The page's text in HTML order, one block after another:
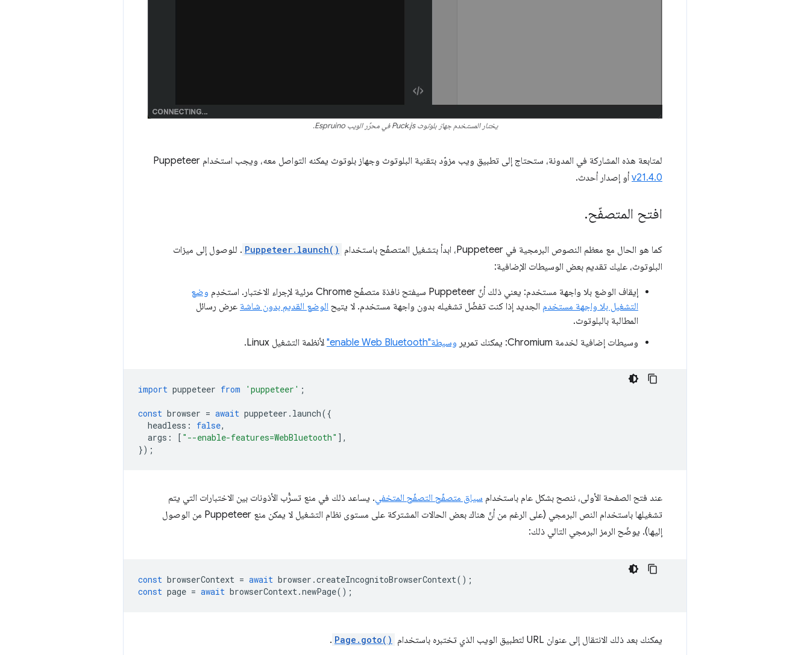
يختار المستخدم جهاز بلوتوث Puck.js في محرِّر الويب Espruino.
لمتابعة هذه المشاركة في المدونة، ستحتاج إلى تطبيق ويب مزوّد بتقنية البلوتوث وجهاز بلوتوث يمكنه التواصل معه، ويجب استخدام Puppeteer
v21.4.0 أو إصدار أحدث.
افتح المتصفّح.
كما هو الحال مع معظم النصوص البرمجية في Puppeteer، ابدأ بتشغيل المتصفّح باستخدام Puppeteer.launch() . للوصول إلى ميزات
البلوتوث، عليك تقديم بعض الوسيطات الإضافية:
إيقاف الوضع بلا واجهة مستخدم: يعني ذلك أنّ Puppeteer سيفتح نافذة متصفّح Chrome مرئية لإجراء الاختبار. استخدِم
وضع
التشغيل بلا واجهة مستخدم الجديد إذا كنت تفضّل تشغيله بدون واجهة مستخدم. لا يتيح الوضع القديم بدون شاشة عرض رسائل
المطالبة بالبلوتوث.
وسيطات إضافية لخدمة Chromium: يمكنك تمرير
وسيطة"enable Web Bluetooth" لأنظمة التشغيل Linux.
import puppeteer from 'puppeteer' ;
const browser = await puppeteer . launch({
headless : false,
args : [ "--enable-features=WebBluetooth" ],
});
عند فتح الصفحة الأولى، ننصح بشكل عام باستخدام سياق متصفّح التصفّح المتخفي. يساعد ذلك في منع تسرُّب الأذونات بين الاختبارات التي يتم
تشغيلها باستخدام النص البرمجي (على الرغم من أنّ هناك بعض الحالات المشتركة على مستوى نظام التشغيل لا يمكن منع Puppeteer من الوصول
إليها). يوضّح الرمز البرمجي التالي ذلك:
const browserContext = await browser .createIncognitoBrowserContext();
const page = await browserContext.newPage();
يمكنك بعد ذلك الانتقال إلى عنوان URL لتطبيق الويب الذي تختبره باستخدام Page.goto()
.